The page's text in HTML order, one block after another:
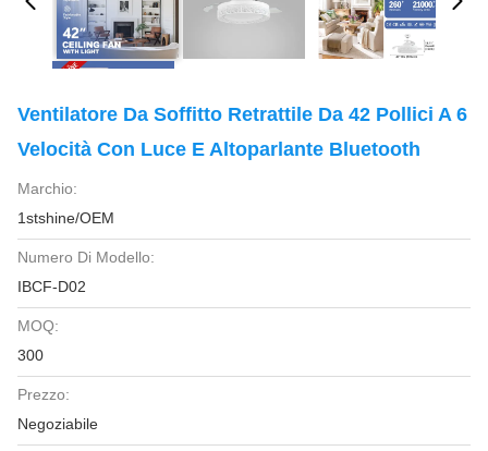
Ventilatore Da Soffitto Retrattile Da 42 Pollici A 6
Velocità Con Luce E Altoparlante Bluetooth
Marchio:
1stshine/OEM
Numero Di Modello:
IBCF-D02
MOQ:
300
Prezzo:
Negoziabile